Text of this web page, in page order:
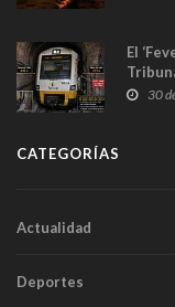
El
30
CATEGORÍAS
Actualidad
Deportes